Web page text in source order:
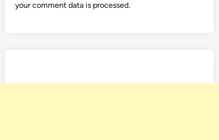
your comment data is processed.